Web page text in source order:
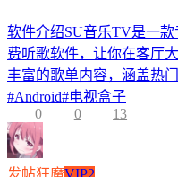
软件介绍SU音乐TV是一
费听歌软件，让你在客厅
丰富的歌单内容，涵盖热
#Android#电视盒子
0
0 13
发帖狂魔VIP2